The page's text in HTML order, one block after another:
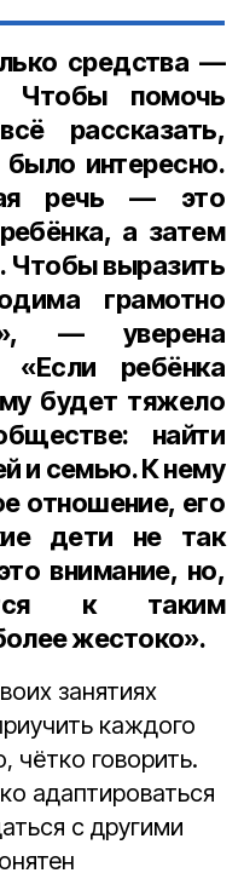
средства —
Чтобы помочь
рассказать,
интересно.
речь — это
а затем
Чтобы выразить
грамотно
— уверена
«Если ребёнка
будет тяжело
найти
и семью. К нему
отношение, его
дети не так
внимание, но,
к таким
жестоко».
занятиях
каждого
чётко говорить.
адаптироваться
с другими